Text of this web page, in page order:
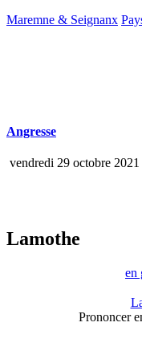
Maremne & Seignanx
Angresse
vendredi 29 octobre 2021
Lamothe
en
Prononcer